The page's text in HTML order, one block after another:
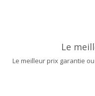
Le
Le meilleur prix garantie